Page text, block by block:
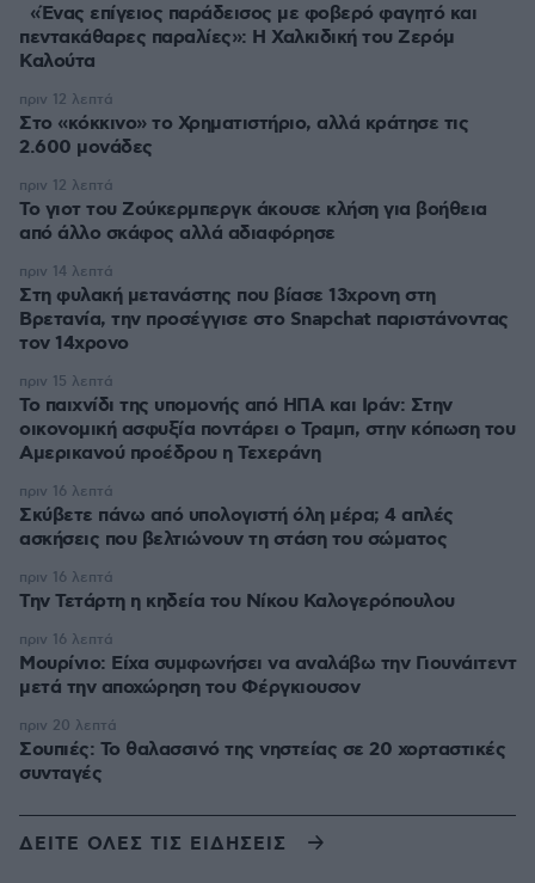
«Ένας επίγειος παράδεισος με φοβερό φαγητό και
πεντακάθαρες παραλίες»: Η Χαλκιδική του Ζερόμ
Καλούτα
Στο «κόκκινο» το Χρηματιστήριο, αλλά κράτησε τις
2.600 μονάδες
πριν 12 λεπτά
Το γιοτ του Ζούκερμπεργκ άκουσε κλήση για βοήθεια
από άλλο σκάφος αλλά αδιαφόρησε
πριν 12 λεπτά
Στη φυλακή μετανάστης που βίασε 13χρονη στη
Βρετανία, την προσέγγισε στο Snapchat παριστάνοντας
τον 14χρονο
πριν 14 λεπτά
Το παιχνίδι της υπομονής από ΗΠΑ και Ιράν: Στην
οικονομική ασφυξία ποντάρει ο Τραμπ, στην κόπωση του
Αμερικανού προέδρου η Τεχεράνη
πριν 15 λεπτά
Σκύβετε πάνω από υπολογιστή όλη μέρα; 4 απλές
ασκήσεις που βελτιώνουν τη στάση του σώματος
πριν 16 λεπτά
Την Τετάρτη η κηδεία του Νίκου Καλογερόπουλου
πριν 16 λεπτά
Μουρίνιο: Είχα συμφωνήσει να αναλάβω την Γιουνάιτεντ
μετά την αποχώρηση του Φέργκιουσον
πριν 16 λεπτά
Σουπιές: Το θαλασσινό της νηστείας σε 20 χορταστικές
συνταγές
πριν 20 λεπτά
ΔΕΙΤΕ ΟΛΕΣ ΤΙΣ ΕΙΔΗΣΕΙΣ